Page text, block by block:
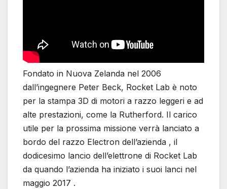
Fondato in Nuova Zelanda nel 2006
dall’ingegnere Peter Beck, Rocket Lab è noto
per la stampa 3D di motori a razzo leggeri e ad
alte prestazioni, come la Rutherford. Il carico
utile per la prossima missione verrà lanciato a
bordo del razzo Electron dell’azienda , il
dodicesimo lancio dell’elettrone di Rocket Lab
da quando l’azienda ha iniziato i suoi lanci nel
maggio 2017 .